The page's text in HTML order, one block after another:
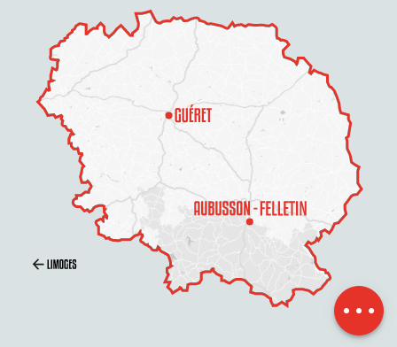
Beschreibung
Service
Preise
Per E-Mail
kontaktieren